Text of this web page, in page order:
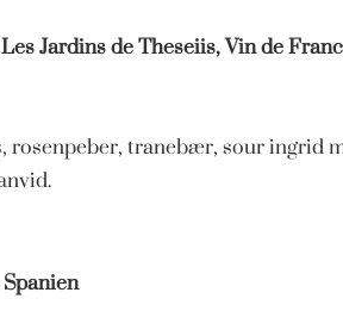
Jardins de Theseiis, Vin de
rosenpeber, tranebær, sour ingrid